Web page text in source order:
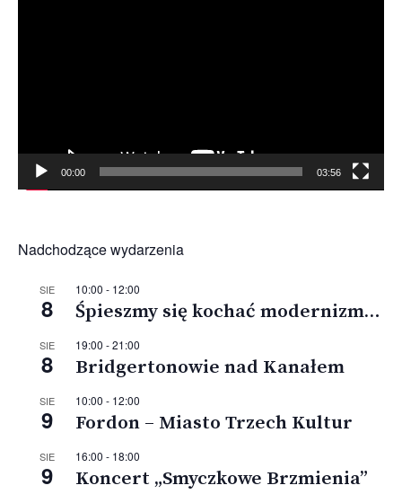
00:00 03:56
Nadchodzące wydarzenia
SIE
8
10:00 - 12:00
Śpieszmy się kochać modernizm…
SIE
8
19:00 -21:00
Bridgertonowie nad Kanałem
SIE
9
10:00 - 12:00
Fordon – Miasto Trzech Kultur
SIE
9
16:00 - 18:00
Koncert „Smyczkowe Brzmienia”